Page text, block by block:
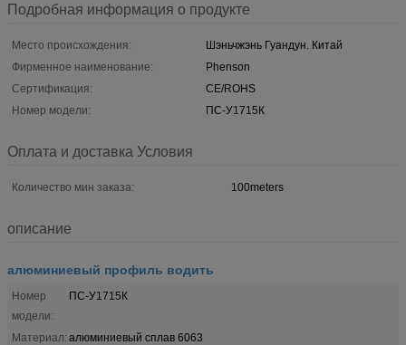
Подробная информация о продукте
Место происхождения:
Шэньчжэнь Гуандун. Китай
Фирменное наименование:
Phenson
Сертификация:
CE/ROHS
Номер модели:
ПС-У1715К
Оплата и доставка Условия
Количество мин заказа: 100meters
описание
алюминиевый профиль водить
Номер
модели:
ПС-У1715К
Материал: алюминиевый сплав 6063